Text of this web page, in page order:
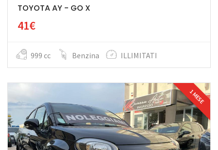
TOYOTA AY - GO X
41€
999 cc Benzina ILLIMITATI
1 MESE